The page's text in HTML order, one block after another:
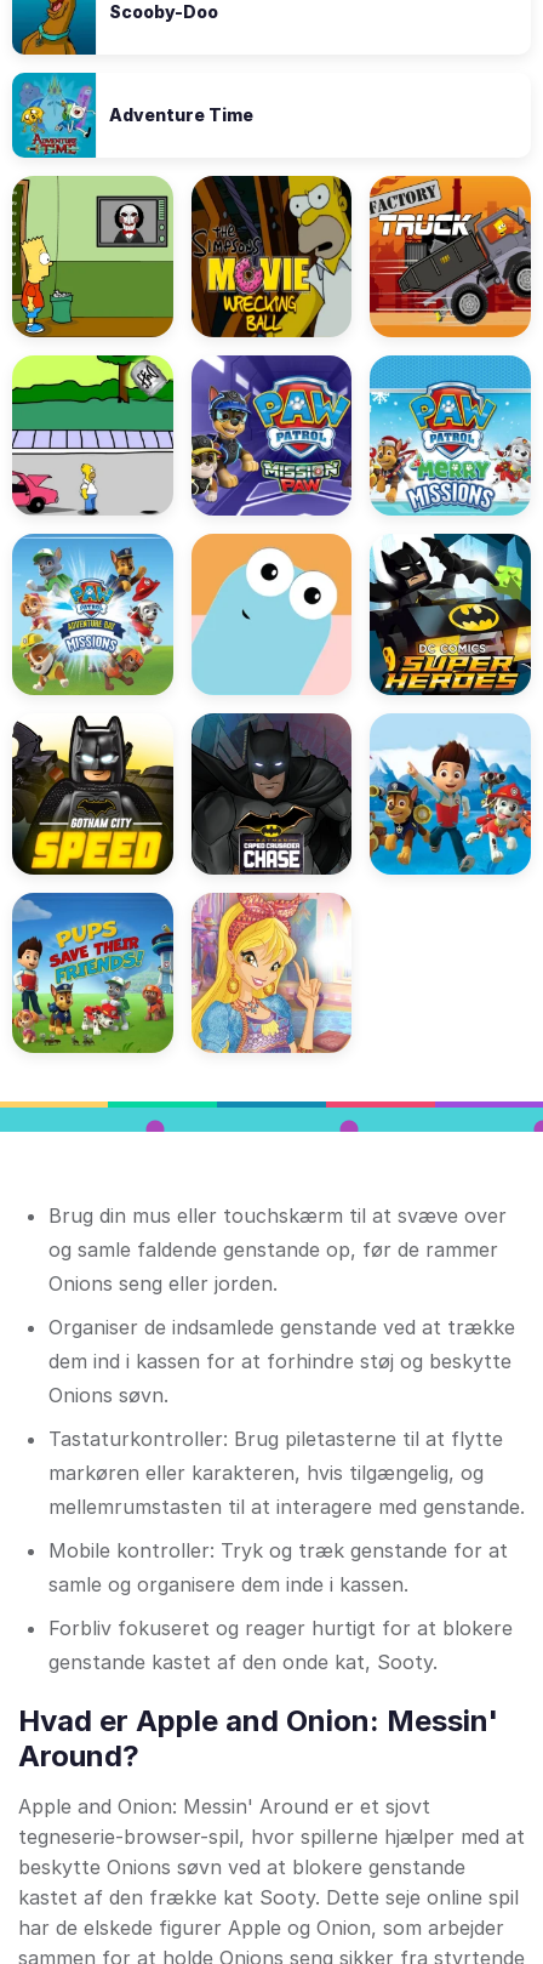
Scooby-Doo
Adventure Time
Brug din mus eller touchskærm til at svæve over
og samle faldende genstande op, før de rammer
Onions seng eller jorden.
Organiser de indsamlede genstande ved at trække
dem ind i kassen for at forhindre støj og beskytte
Onions søvn.
Tastaturkontroller: Brug piletasterne til at flytte
markøren eller karakteren, hvis tilgængelig, og
mellemrumstasten til at interagere med genstande.
Mobile kontroller: Tryk og træk genstande for at
samle og organisere dem inde i kassen.
Forbliv fokuseret og reager hurtigt for at blokere
genstande kastet af den onde kat, Sooty.
Hvad er Apple and Onion: Messin'
Around?
Apple and Onion: Messin' Around er et sjovt
tegneserie-browser-spil, hvor spillerne hjælper med at
beskytte Onions søvn ved at blokere genstande
kastet af den frække kat Sooty. Dette seje online spil
har de elskede figurer Apple og Onion, som arbejder
sammen for at holde Onions seng sikker fra styrtende